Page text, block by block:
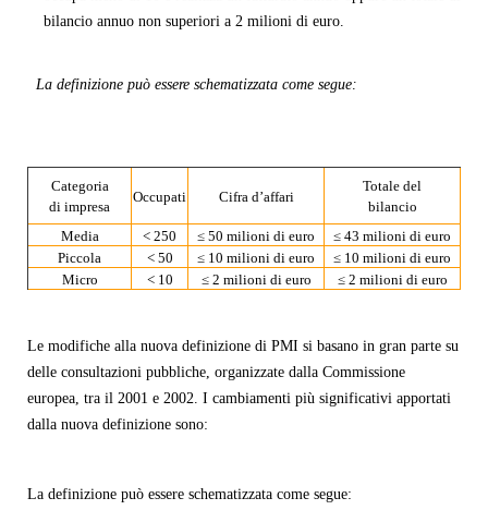
bilancio annuo non superiori a 2 milioni di euro.
La definizione può essere schematizzata come segue:
Categoria
di impresa
Occupati Cifra d’affari
Totale del
bilancio
Media
< 250 ≤ 50 milioni di euro
≤ 43 milioni di euro
Piccola
< 50 ≤ 10 milioni di euro
≤ 10 milioni di euro
Micro
< 10 ≤ 2 milioni di euro ≤ 2 milioni di euro
Le modifiche alla nuova definizione di PMI si basano in gran parte su
delle consultazioni pubbliche, organizzate dalla Commissione
europea, tra il 2001 e 2002. I cambiamenti più significativi apportati
dalla nuova definizione sono:
La definizione può essere schematizzata come segue: